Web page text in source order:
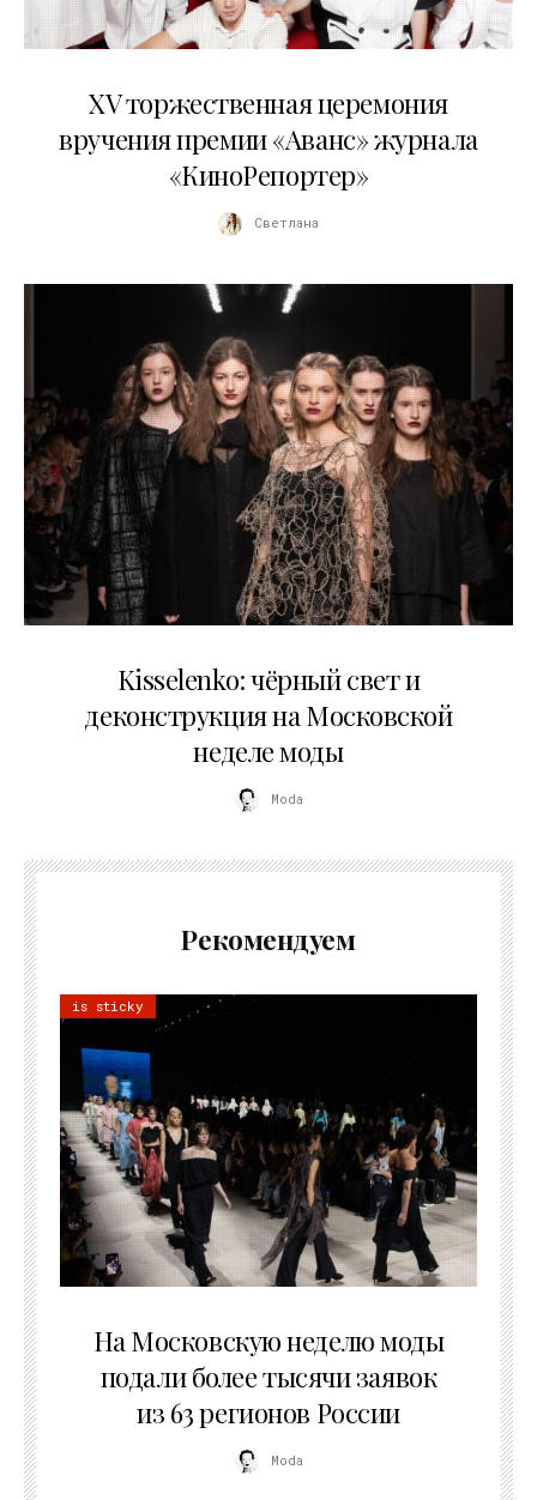
XV торжественная церемония
вручения премии «Аванс» журнала
«КиноРепортер»
Светлана
Kisselenko: чёрный свет и
деконструкция на Московской
неделе моды
Moda
Рекомендуем
is sticky
На Московскую неделю моды
подали более тысячи заявок
из 63 регионов России
Moda